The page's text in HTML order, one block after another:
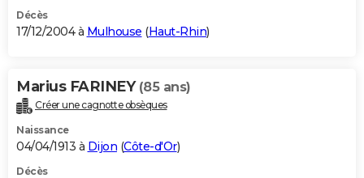
Décès
17/12/2004 à Mulhouse (Haut-Rhin)
Marius FARINEY (85 ans)
Créer une cagnotte obsèques
Naissance
04/04/1913 à Dijon (Côte-d'Or)
Décès